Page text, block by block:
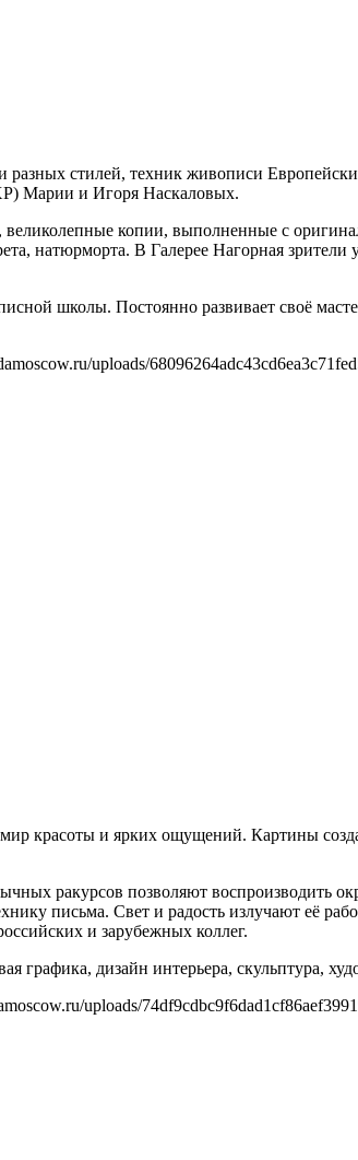
стилей, техник живописи
Марии и Игоря Наскаловых.
копии, выполненные с
натюрморта. В Галерее Нагорная
школы. Постоянно развивает своё
uploads/
красоты и ярких ощущений. Картины
ракурсов позволяют воспроизводить
письма. Свет и радость излучают её
и зарубежных коллег.
графика, дизайн интерьера, скульптура,
uploads/